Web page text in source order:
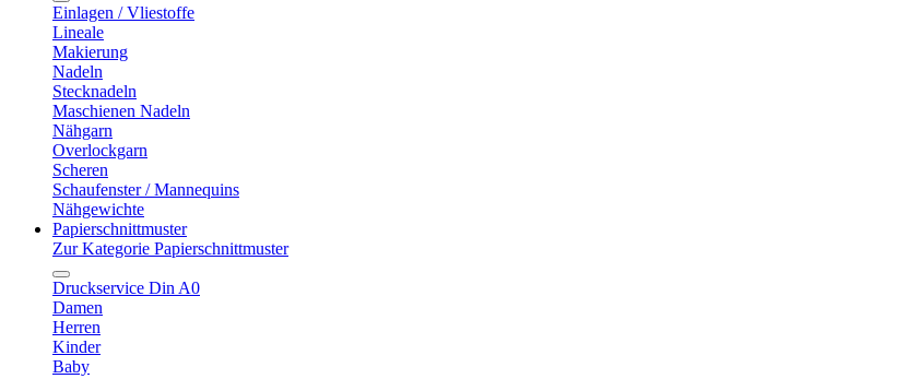
Einlagen / Vliestoffe
Lineale
Makierung
Nadeln
Stecknadeln
Maschienen Nadeln
Nähgarn
Overlockgarn
Scheren
Schaufenster / Mannequins
Nähgewichte
Papierschnittmuster
Zur Kategorie Papierschnittmuster
Druckservice Din A0
Damen
Herren
Kinder
Baby